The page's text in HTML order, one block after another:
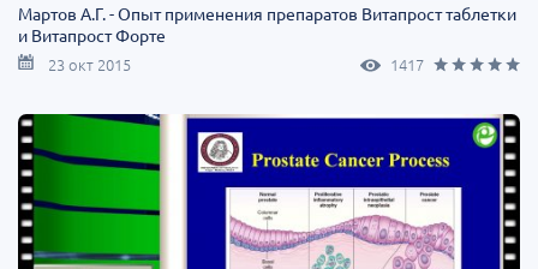
Мартов А.Г. - Опыт применения препаратов Витапрост таблетки
и Витапрост Форте
23 окт 2015 1417